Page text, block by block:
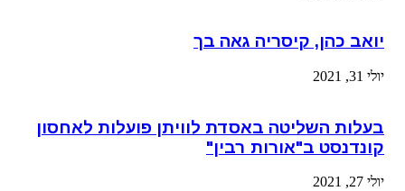
יואב כהן, קיסריה גאה בך
יולי 31, 2021
בעלות השליטה באסדת לוויתן פועלות לאחסון
קונדנסט ב"אורות רבין"
יולי 27, 2021